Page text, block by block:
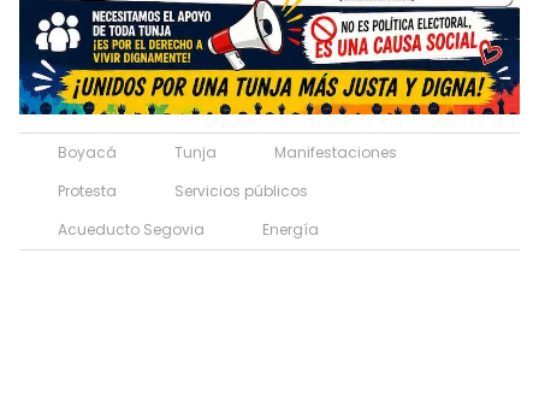
Boyacá Tunja
Manifestaciones
Protesta
Servicios públicos
Acueducto Segovia
Energía